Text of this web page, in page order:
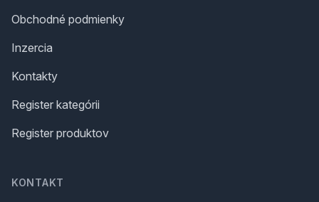
Obchodné podmienky
Inzercia
Kontakty
Register kategórii
Register produktov
KONTAKT